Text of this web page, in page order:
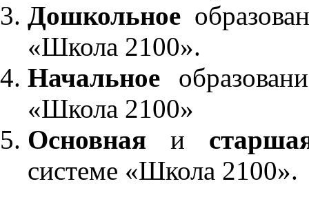
Дошкольное
«Школа 2100».
Начальное
«Школа 2100»
Основнаяи
системе «Школа 2100».